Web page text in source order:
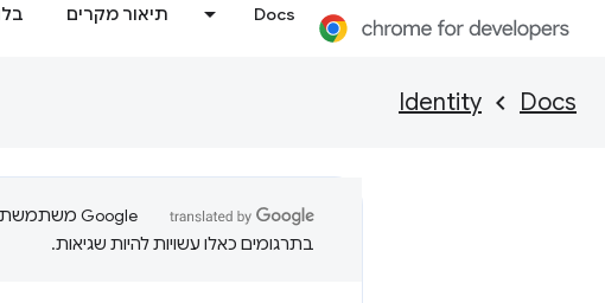
Docs תיאור מקרים
Docs
Identity
בתרגומים כאלו עשויות להיות שגיאות.